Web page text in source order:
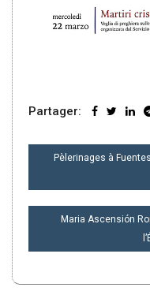
Partager:
NAVIGATION
L’ARTICLE
Pèlerinages à
Maria Ascensión